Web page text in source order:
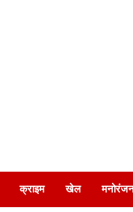
क्राइम खेल